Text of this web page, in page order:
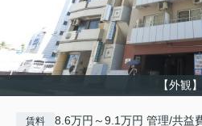
【外観】
賃料 8.6万円～9.1万円 管理/共益